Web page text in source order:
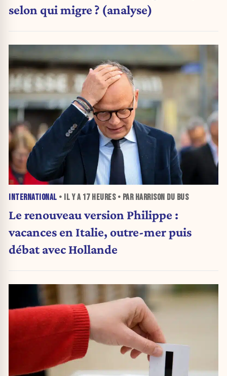
selon qui migre ? (analyse)
INTERNATIONAL • IL Y A 17 HEURES• PAR HARRISON DU BUS
Le renouveau version Philippe :
vacances en Italie, outre-mer puis
débat avec Hollande